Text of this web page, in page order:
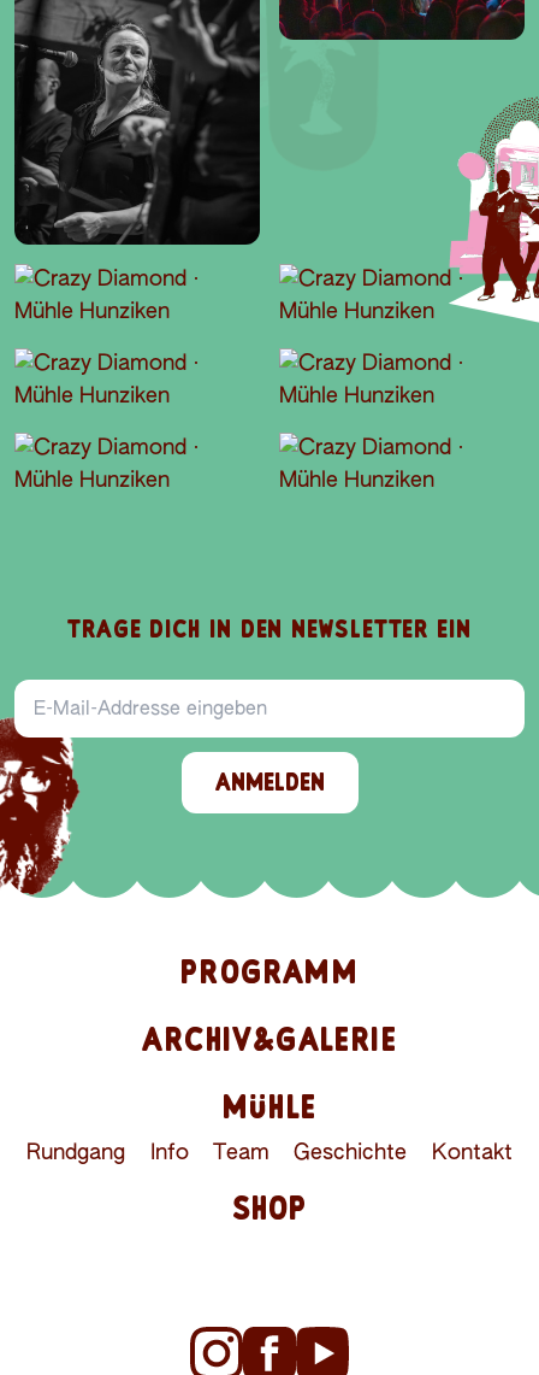
TRAGE DICH IN DEN NEWSLETTER EIN
E-Mail-Addresse
ANMELDEN
PROGRAMM
ARCHIV&GALERIE
MÜHLE
Rundgang Info Team Geschichte Kontakt
SHOP